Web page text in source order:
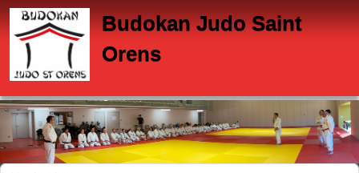
Budokan Judo Saint
Orens
Panneau de gestion des cookies